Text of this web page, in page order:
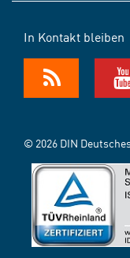
In Kontakt bleiben
© 2026 DIN